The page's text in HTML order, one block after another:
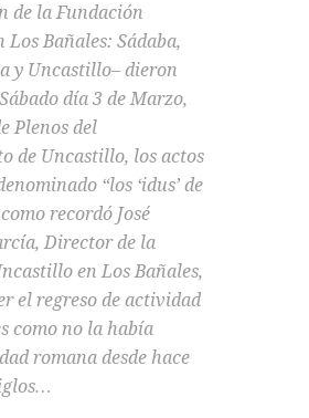
de la Fundación
Bañales: Sádaba,
y Uncastillo– dieron
día 3 de Marzo,
Plenos del
de Uncastillo, los actos
“los ‘idus’ de
recordó José
Director de la
en Los Bañales,
el regreso de actividad
como no la había
romana desde hace